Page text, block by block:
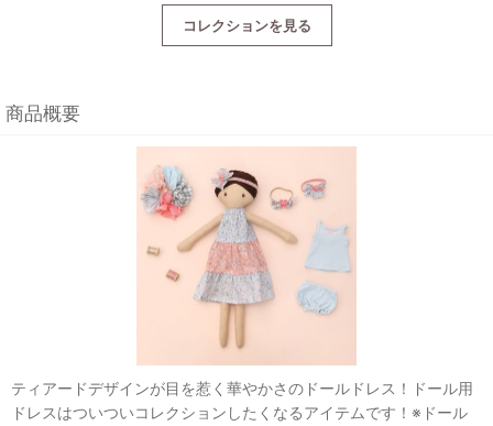
コレクションを見る
商品概要
ティアードデザインが目を惹く華やかさのドールドレス！ドール用
ドレスはついついコレクションしたくなるアイテムです！※ドール